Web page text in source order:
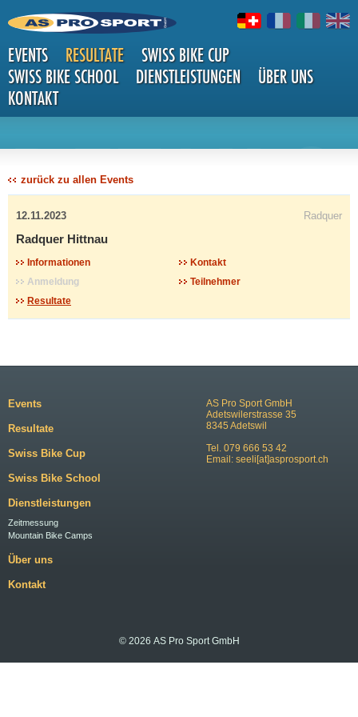
EVENTS RESULTATE
SWISS BIKE CUP
SWISS BIKE SCHOOL
DIENSTLEISTUNGEN
ÜBER UNS
KONTAKT
DETAILS
zurück zu allen Events
12.11.2023 Radquer
Radquer Hittnau
Informationen
Kontakt
Anmeldung
Teilnehmer
Resultate
AS Pro Sport GmbH
Adetswilerstrasse 35
8345 Adetswil
Tel. 079 666 53 42
Email: seeli[at]asprosport.ch
Events
Resultate
Swiss Bike Cup
Swiss Bike School
Dienstleistungen
Zeitmessung
Mountain Bike Camps
Über uns
Kontakt
© 2026 AS Pro Sport GmbH